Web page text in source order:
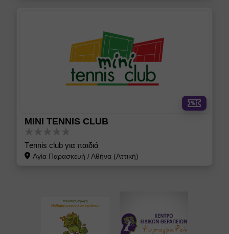
MINI TENNIS CLUB
Τennis club για παιδιά
Αγία Παρασκευή /Αθήνα (Αττική)